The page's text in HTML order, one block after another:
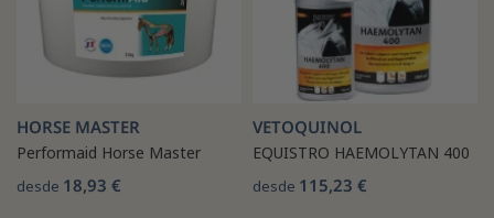
HORSE MASTER
Performaid Horse Master
desde 18,93 €
VETOQUINOL
EQUISTRO HAEMOLYTAN 400
desde 115,23 €